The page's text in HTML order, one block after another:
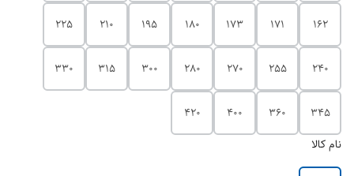
162
171
173
180
195
210
225
240
255
270
280
300
315
330
345
360
400
420
نام کالا